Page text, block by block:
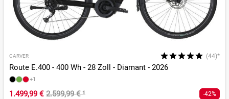
CARVER (44)*
Route E.400 - 400 Wh - 28 Zoll - Diamant - 2026
+1
1.499,99 € 2.599,99 €¹ -42%